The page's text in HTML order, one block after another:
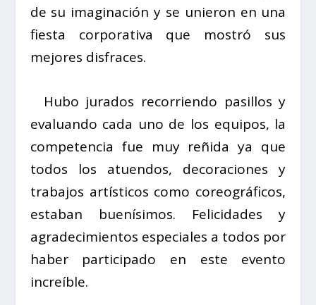
de su imaginación y se unieron en una
fiesta corporativa que mostró sus
mejores disfraces.
Hubo jurados recorriendo pasillos y
evaluando cada uno de los equipos, la
competencia fue muy reñida ya que
todos los atuendos, decoraciones y
trabajos artísticos como coreográficos,
estaban buenísimos. Felicidades y
agradecimientos especiales a todos por
haber participado en este evento
increíble.